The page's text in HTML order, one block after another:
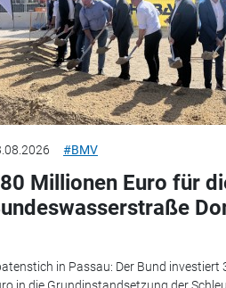
#BMV
Millionen Euro für
in Passau: Der Bund investiert